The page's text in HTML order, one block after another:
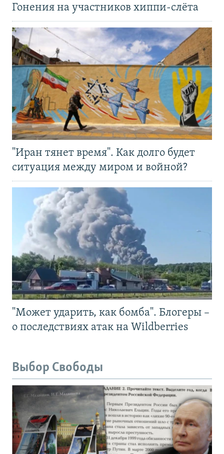
Гонения на участников хиппи-слёта
"Иран тянет время". Как долго будет
ситуация между миром и войной?
"Может ударить, как бомба". Блогеры –
о последствиях атак на Wildberries
Выбор Свободы